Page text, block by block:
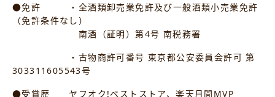
●免許 ・全酒類卸売業免許及び一般酒類小売業免許
（免許条件なし）
南酒（証明）第4号 南税務署
・古物商許可番号 東京都公安委員会許可 第
303311605543号
●受賞歴 ヤフオク!ベストストア、楽天月間MVP